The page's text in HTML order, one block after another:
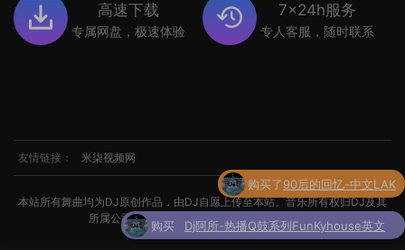
高速下载
专属网盘，极速体验
7x24h服务
专人客服，随时联系
友情链接： 米柒视频网
本站所有舞曲均为DJ原创作品，由DJ自愿上传至本站。音乐所有权归DJ及其
所属公司所有。如涉及侵权，请联系我们处理。
购买了90后的回忆-中文LAK
购买
Dj阿所-热播Q鼓系列FunKyhouse英文